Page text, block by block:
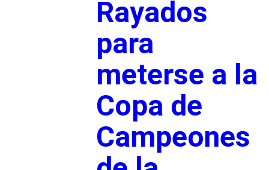
Rayados
para
meterse a la
Copa de
Campeones